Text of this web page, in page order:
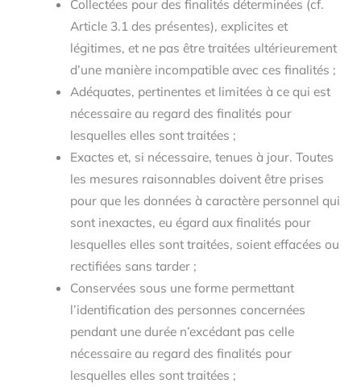
Collectées pour des finalités déterminées (cf.
Article 3.1 des présentes), explicites et
légitimes, et ne pas être traitées ultérieurement
d’une manière incompatible avec ces finalités ;
Adéquates, pertinentes et limitées à ce qui est
nécessaire au regard des finalités pour
lesquelles elles sont traitées ;
Exactes et, si nécessaire, tenues à jour. Toutes
les mesures raisonnables doivent être prises
pour que les données à caractère personnel qui
sont inexactes, eu égard aux finalités pour
lesquelles elles sont traitées, soient effacées ou
rectifiées sans tarder ;
Conservées sous une forme permettant
l’identification des personnes concernées
pendant une durée n’excédant pas celle
nécessaire au regard des finalités pour
lesquelles elles sont traitées ;